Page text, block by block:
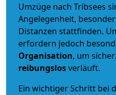
Umzüge nach Tribsees
Angelegenheit,
Distanzen stattfinden.
erfordern jedoch
Organisation, um
reibungslosverläuft.
Ein wichtiger Schritt bei